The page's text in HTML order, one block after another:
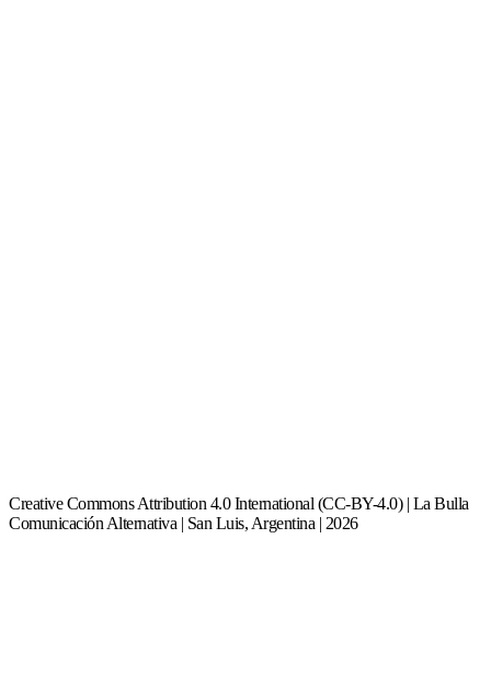
Creative Commons Attribution 4.0 International (CC-BY-4.0) | La Bulla
Comunicación Alternativa | San Luis, Argentina | 2026